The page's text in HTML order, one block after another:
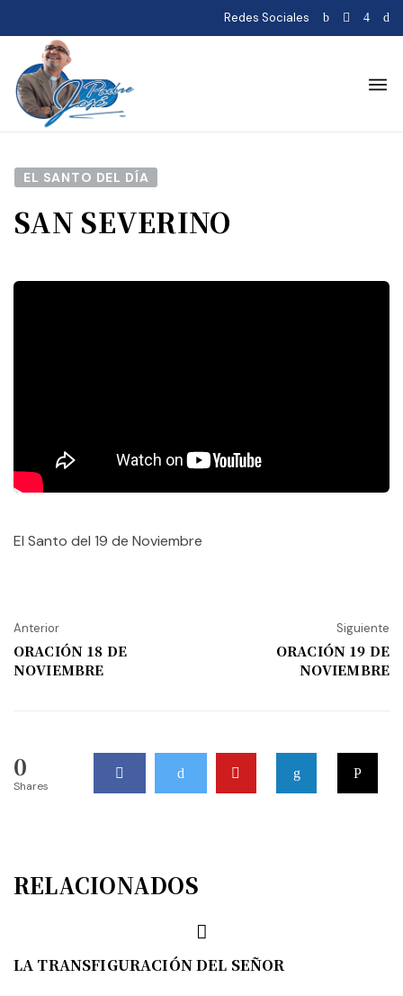
Redes Sociales
EL SANTO DEL DÍA
SAN SEVERINO
El Santo del 19 de Noviembre
Anterior
ORACIÓN 18 DE
NOVIEMBRE
Siguiente
ORACIÓN 19 DE
NOVIEMBRE
0
Shares
RELACIONADOS
LA TRANSFIGURACIÓN DEL SEÑOR